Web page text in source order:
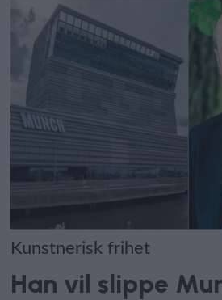
Kunstnerisk frihet
Han vil slippe